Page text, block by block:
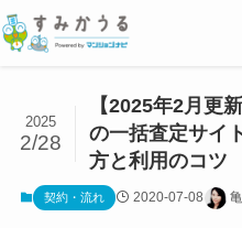
【2025年2月更
の一括査定サイ
方と利用のコツ
2025
2/28
契約・流れ 2020-07-08